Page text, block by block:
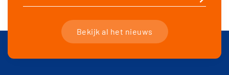
Bekijk al het nieuws